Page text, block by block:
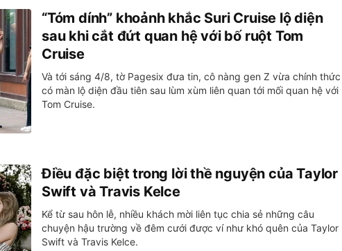
“Tóm dính” khoảnh khắc Suri Cruise lộ diện
sau khi cắt đứt quan hệ với bố ruột Tom
Cruise
Và tới sáng 4/8, tờ Pagesix đưa tin, cô nàng gen Z vừa chính thức
có màn lộ diện đầu tiên sau lùm xùm liên quan tới mối quan hệ với
Tom Cruise.
Điều đặc biệt trong lời thề nguyện của Taylor
Swift và Travis Kelce
Kể từ sau hôn lễ, nhiều khách mời liên tục chia sẻ những câu
chuyện hậu trường về đêm cưới được ví như khó quên của Taylor
Swift và Travis Kelce.